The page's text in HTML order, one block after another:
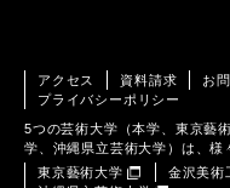
アクセス 資料請求 お
プライバシーポリシー
5つの芸術大学（本学、東京藝
学、沖縄県立芸術大学）は、様
東京藝術大学
金沢美術